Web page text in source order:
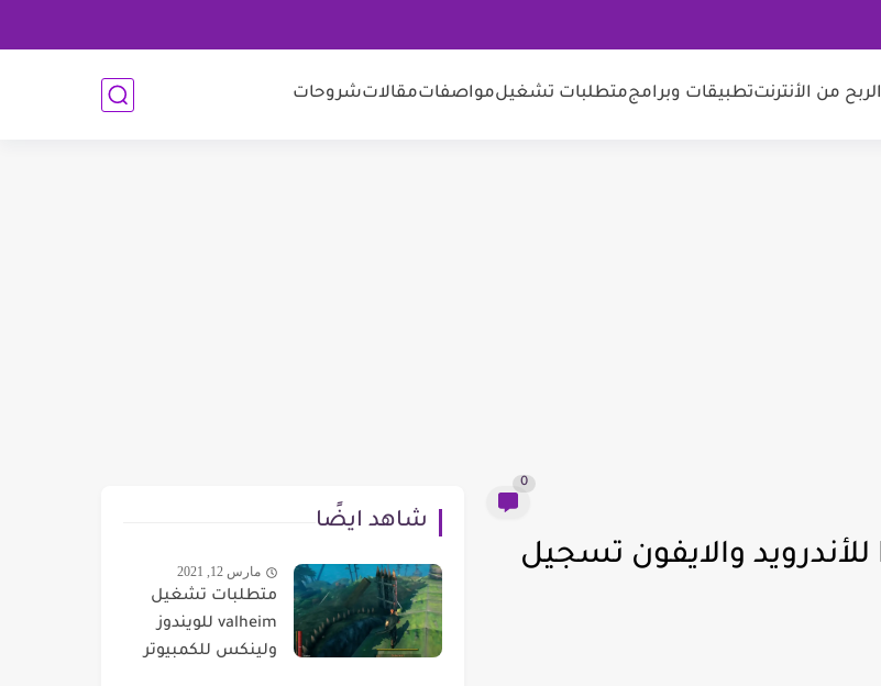
الربح من الأنترنتتطبيقات وبرامجمتطلبات تشغيلمواصفاتمقالاتشروحات
0
تنزيل ببجي الجديده PUBG: New State للأندرويد والايفون تسجيل
شاهد ايضًا
مارس 12, 2021
متطلبات تشغيل
valheim للويندوز
ولينكس للكمبيوتر